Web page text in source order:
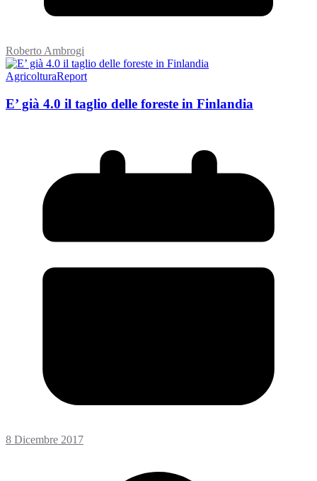
Roberto Ambrogi
AgricolturaReport
E’ già 4.0 il taglio delle foreste in Finlandia
8 Dicembre 2017